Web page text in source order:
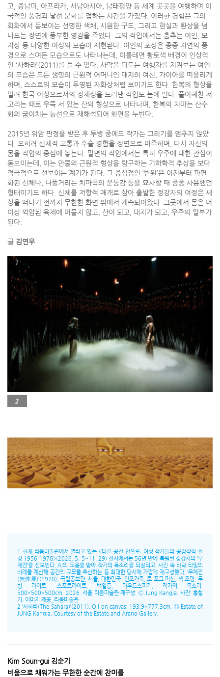
고, 중남미, 아프리카, 서남아시아, 남태평양 등 세계 곳곳을 여행하며 이
국적인 풍경과 낯선 문화를 접하는 시간을 가졌다. 이러한 경험은 그의
회화에서 돋보이는 선명한 색채, 시원한 구도, 그리고 현실과 환상을 넘
나드는 장면에 풍부한 영감을 주었다. 그의 작업에서는 춤추는 여인, 모
자상 등 다양한 여성의 모습이 재현된다. 여인의 초상은 종종 자연의 풍
경으로 스며든 모습으로도 나타나는데, 이를테면 황토색 배경이 인상적
인 ‘사하라’(2011)를 들 수 있다. 사막을 떠도는 여행자를 지켜보는 여인
의 모습은 모든 생명의 근원적 어머니인 대지의 여신, 가이아를 떠올리게
하며, 스스로의 모습이 투영된 자화상처럼 보이기도 한다. 한복의 형상을
빌려 한국 여성으로서의 정체성을 드러낸 작업도 눈에 띈다. 풀어헤친 저
고리는 때로 우뚝 서 있는 산의 형상으로 나타나며, 한복의 치마는 산수
화의 굽이치는 능선으로 재해석되어 화면을 누빈다.
2015년 위암 판정을 받은 후 투병 중에도 작가는 그리기를 멈추지 않았
다. 오히려 신체적 고통과 수술 경험을 정면으로 마주하며, 다시 자신의
몸을 작업의 중심에 놓는다. 말년의 작업에서는 특히 우주에 대한 관심이
돋보이는데, 이는 만물의 근원적 형상을 탐구하는 기하학적 추상을 보다
적극적으로 선보이는 계기가 된다. 그 중심점인 ‘반원’은 이전부터 파편
화된 신체나, 나풀거리는 치마폭의 운동감 등을 묘사할 때 종종 사용했던
형태이기도 하다. 신체를 저항적 매개로 삼아 출발한 정강자의 여정은 세
상을 떠나기 전까지 무한한 화면 위에서 계속되어왔다. 그곳에서 몸은 더
이상 억압된 육체에 머물지 않고, 산이 되고, 대지가 되고, 우주의 일부가
된다.
글 김연우
1
2
1 현재 리움미술관에서 열리고 있는 <다른 공간 안으로: 여성 작가들의 공감각적 환
경 1956-1976>(2026. 5. 5~11. 29) 전시에서는 56년 만에 복원된 정강자의 ‘무
체전’을 선보인다. AI의 도움을 받아 작가의 목소리를 되살리고, 사진 속 바닥 타일의
비례를 계산해 공간의 규모를 추산하는 등 최대한 당시에 가깝게 재구성했다. ‘무체전
(無体展)’(1970), 국립공보관, 서울, 대한민국. 인조가죽, 로 포그 머신, 색 조명, 무
빙 라이트, 스포트라이트, 백열등, 라우드스피커, 작가의 목소리.
500×500×500cm. 2026. 서울 리움미술관 재구성. Ⓒ Jung Kangja. 사진: 홍철
기. 이미지 제공_리움미술관
2 ‘사하라(The Sahara)’(2011), Oil on canvas, 193.9×777.3cm. Ⓒ Estate of
JUNG Kangja. Courtesy of the Estate and Arario Gallery.
Kim Soun-gui 김순기
비움으로 채워가는 무한한 순간에 찬미를